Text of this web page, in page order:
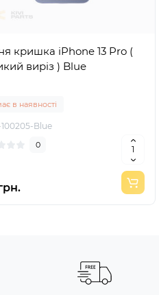
кришка iPhone 13 Pro (
виріз ) Blue
в наявності
Blue
0